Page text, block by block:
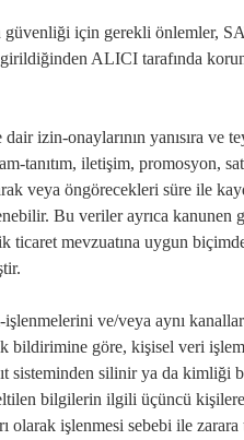
için gerekli önlemler,
ALICI tarafında
izin-onaylarının yanısıra
iletişim, promosyon,
veya öngörecekleri süre ile
Bu veriler ayrıca
mevzuatına uygun
ve/veya aynı
göre, kişisel veri
sisteminden silinir ya da
bilgilerin ilgili üçüncü
olarak işlenmesi sebebi ile